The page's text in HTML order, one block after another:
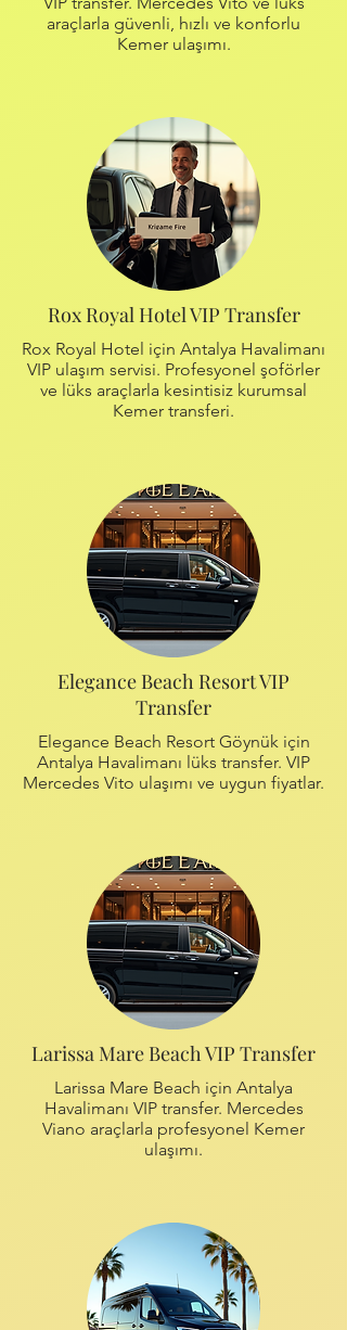
araçlarla güvenli, hızlı ve konforlu
Kemer ulaşımı.
Rox Royal Hotel VIP Transfer
Rox Royal Hotel için Antalya Havalimanı
VIP ulaşım servisi. Profesyonel şoförler
ve lüks araçlarla kesintisiz kurumsal
Kemer transferi.
Elegance Beach Resort VIP
Transfer
Elegance Beach Resort Göynük için
Antalya Havalimanı lüks transfer. VIP
Mercedes Vito ulaşımı ve uygun fiyatlar.
Larissa Mare Beach VIP Transfer
Larissa Mare Beach için Antalya
Havalimanı VIP transfer. Mercedes
Viano araçlarla profesyonel Kemer
ulaşımı.